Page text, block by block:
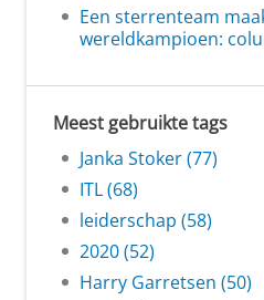
Een sterrenteam
wereldkampioen:
Meest gebruikte tags
Janka Stoker (77)
ITL (68)
leiderschap (58)
2020 (52)
Harry Garretsen (50)